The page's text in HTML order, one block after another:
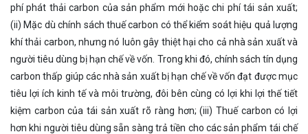
phí phát thải carbon của sản phẩm mới hoặc chi phí tái sản xuất;
(ii) Mặc dù chính sách thuế carbon có thể kiểm soát hiệu quả lượng
khí thải carbon, nhưng nó luôn gây thiệt hại cho cả nhà sản xuất và
người tiêu dùng bị hạn chế về vốn. Trong khi đó, chính sách tín dụng
carbon thấp giúp các nhà sản xuất bị hạn chế về vốn đạt được mục
tiêu lợi ích kinh tế và môi trường, đôi bên cùng có lợi khi lợi thế tiết
kiệm carbon của tái sản xuất rõ ràng hơn; (iii) Thuế carbon có lợi
hơn khi người tiêu dùng sẵn sàng trả tiền cho các sản phẩm tái chế